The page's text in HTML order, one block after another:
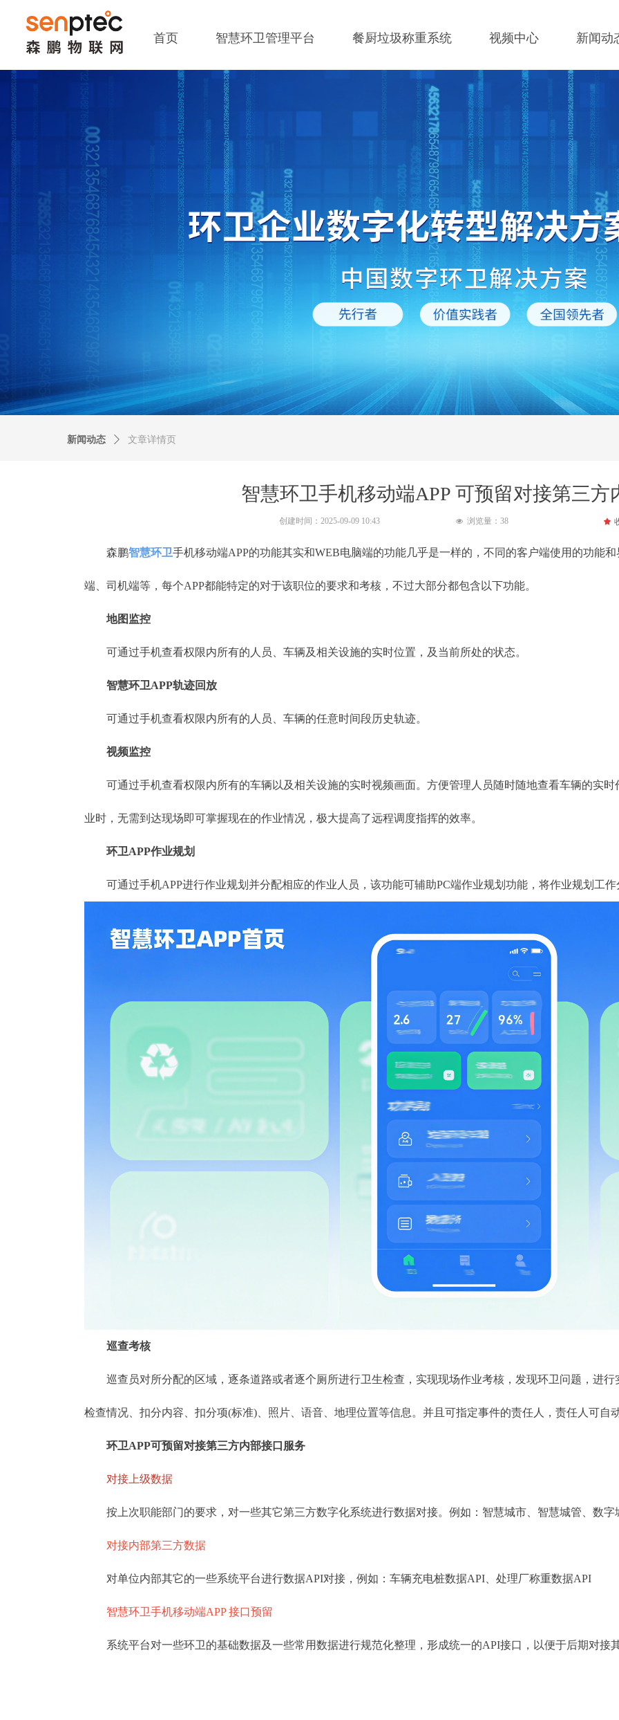
首页 智慧环卫管理平台 餐厨垃圾称重系统 视频中心 新闻动
智慧环卫手机移动端APP 可预留对接第三方
森鹏智慧环卫手机移动端APP的功能其实和WEB电脑端的功能几乎是一样的，不同的客户端使用的功能
端、司机端等，每个APP都能特定的对于该职位的要求和考核，不过大部分都包含以下功能。
地图监控
可通过手机查看权限内所有的人员、车辆及相关设施的实时位置，及当前所处的状态。
智慧环卫APP轨迹回放
可通过手机查看权限内所有的人员、车辆的任意时间段历史轨迹。
视频监控
可通过手机查看权限内所有的车辆以及相关设施的实时视频画面。方便管理人员随时随地查看车辆的实时
业时，无需到达现场即可掌握现在的作业情况，极大提高了远程调度指挥的效率。
环卫APP作业规划
可通过手机APP进行作业规划并分配相应的作业人员，该功能可辅助PC端作业规划功能，将作业规划工作
巡查考核
巡查员对所分配的区域，逐条道路或者逐个厕所进行卫生检查，实现现场作业考核，发现环卫问题，进行
检查情况、扣分内容、扣分项(标准)、照片、语音、地理位置等信息。并且可指定事件的责任人，责任人可自
环卫APP可预留对接第三方内部接口服务
对接上级数据
按上次职能部门的要求，对一些其它第三方数字化系统进行数据对接。例如：智慧城市、智慧城管、数字
对接内部第三方数据
对单位内部其它的一些系统平台进行数据API对接，例如：车辆充电桩数据API、处理厂称重数据API
智慧环卫手机移动端APP 接口预留
系统平台对一些环卫的基础数据及一些常用数据进行规范化整理，形成统一的API接口，以便于后期对接其
新闻动态 ꄲ 文章详情页
创建时间： 2025-09-09 10:43 넶 浏览量： 38 끄